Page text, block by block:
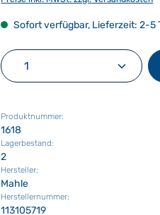
Sofort verfügbar, Lieferzeit: 2-5
Produkt Anzahl:
Produktnummer:
1618
Lagerbestand:
2
Hersteller:
Mahle
Herstellernummer:
113105719